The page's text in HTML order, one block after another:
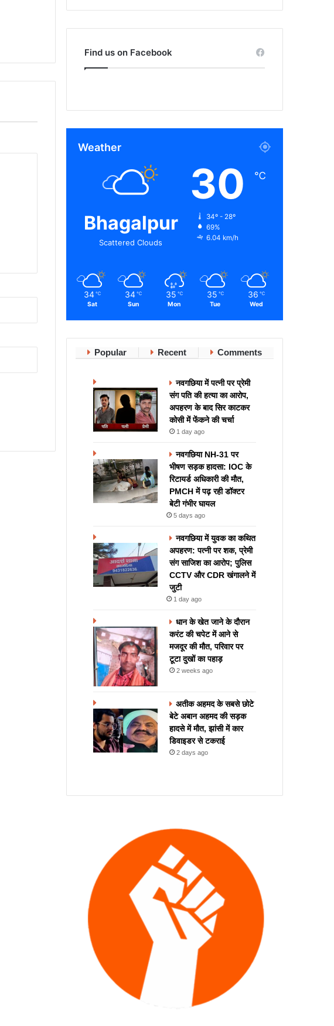
Find us on Facebook
Weather
Bhagalpur
Scattered Clouds
30 ℃
34º - 28º
69%
6.04 km/h
34 ℃
Sat
34 ℃
Sun
35 ℃
Mon
35 ℃
Tue
36 ℃
Wed
Popular Recent Comments
नवगछिया में पत्नी पर प्रेमी
संग पति की हत्या का आरोप,
अपहरण के बाद सिर काटकर
कोसी में फेंकने की चर्चा
1 day ago
नवगछिया NH-31 पर
भीषण सड़क हादसा: IOC के
रिटायर्ड अधिकारी की मौत,
PMCH में पढ़ रही डॉक्टर
बेटी गंभीर घायल
5 days ago
नवगछिया में युवक का कथित
अपहरण: पत्नी पर शक, प्रेमी
संग साजिश का आरोप; पुलिस
CCTV और CDR खंगालने में
जुटी
1 day ago
धान के खेत जाने के दौरान
करंट की चपेट में आने से
मजदूर की मौत, परिवार पर
टूटा दुखों का पहाड़
2 weeks ago
अतीक अहमद के सबसे छोटे
बेटे अबान अहमद की सड़क
हादसे में मौत, झांसी में कार
डिवाइडर से टकराई
2 days ago